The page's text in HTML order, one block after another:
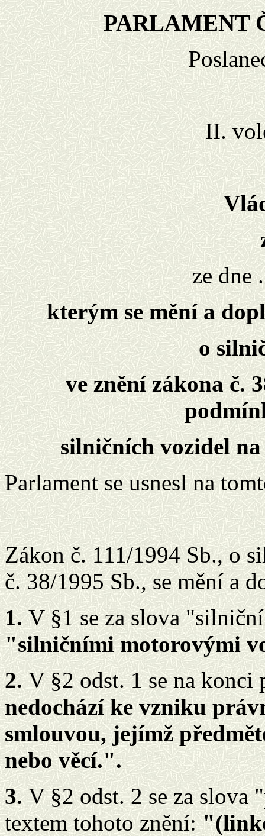
PARLAMENT
II.
ze dne
kterým se mění a
o
ve znění zákona č.
silničních vozidel
Parlament se usnesl na
Zákon č. 111/1994 Sb., o
č. 38/1995 Sb., se mění a
1.V §1 se za slova
"silničními motorovými
2.V §2 odst. 1 se na
nedochází ke vzniku
smlouvou, jejímž
nebo věcí.".
3.V §2 odst. 2 se za slova
textem tohoto znění: